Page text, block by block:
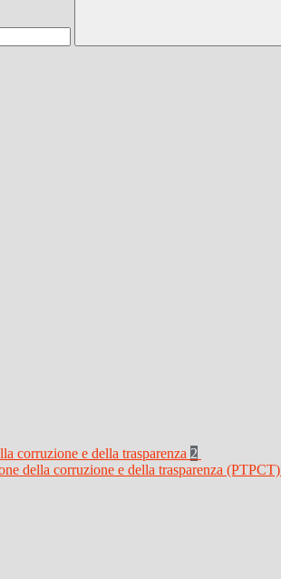
corruzione e della trasparenza 2
della corruzione e della trasparenza (PTPCT)